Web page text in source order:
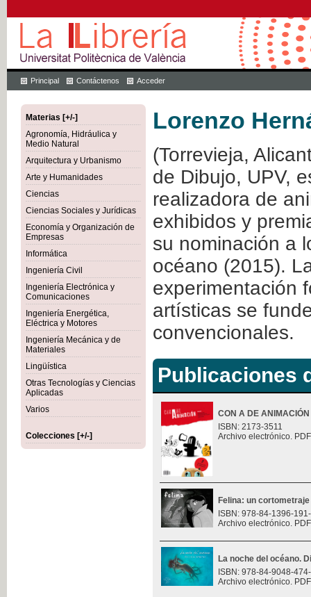
Principal Contáctenos Acceder
Materias [+/-]
Agronomía, Hidráulica y
Medio Natural
Arquitectura y Urbanismo
Arte y Humanidades
Ciencias
Ciencias Sociales y Jurídicas
Economía y Organización de
Empresas
Informática
Ingeniería Civil
Ingeniería Electrónica y
Comunicaciones
Ingeniería Energética,
Eléctrica y Motores
Ingeniería Mecánica y de
Materiales
Lingüística
Otras Tecnologías y Ciencias
Aplicadas
Varios
Colecciones [+/-]
Lorenzo
(Torrevieja,
de Dibujo, UPV,
realizadora de
exhibidos y
su nominación a
océano (2015).
experimentación
artísticas se
convencionales.
Publicaciones
CON A DE ANIMACIÓN
ISBN: 2173-3511
Archivo electrónico.
Felina: un
ISBN: 978-84-1396-
Archivo electrónico.
La noche del océano.
ISBN: 978-84-9048-
Archivo electrónico.